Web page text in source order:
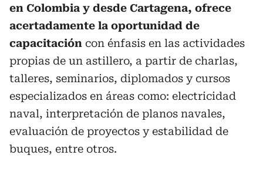
en Colombia y desde Cartagena, ofrece
acertadamente la oportunidad de
capacitación con énfasis en las actividades
propias de un astillero, a partir de charlas,
talleres, seminarios, diplomados y cursos
especializados en áreas como: electricidad
naval, interpretación de planos navales,
evaluación de proyectos y estabilidad de
buques, entre otros.